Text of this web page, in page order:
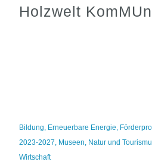
Holzwelt
Bildung, Erneuerbare Energie,
2023-2027, Museen, Natur und
Wirtschaft